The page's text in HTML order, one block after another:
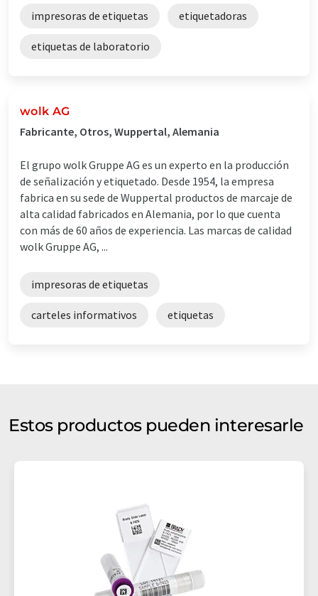
impresoras de etiquetas etiquetadoras
etiquetas de laboratorio
wolk AG
Fabricante, Otros, Wuppertal, Alemania
El grupo wolk Gruppe AG es un experto en la producción
de señalización y etiquetado. Desde 1954, la empresa
fabrica en su sede de Wuppertal productos de marcaje de
alta calidad fabricados en Alemania, por lo que cuenta
con más de 60 años de experiencia. Las marcas de calidad
wolk Gruppe AG, ...
impresoras de etiquetas
carteles informativos etiquetas
Estos productos pueden interesarle